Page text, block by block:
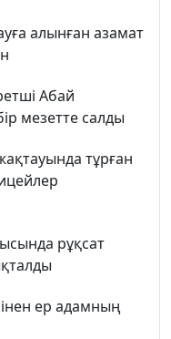
алынған азамат
Абай
мезетте салды
тұрған
рұқсат
ер адамның